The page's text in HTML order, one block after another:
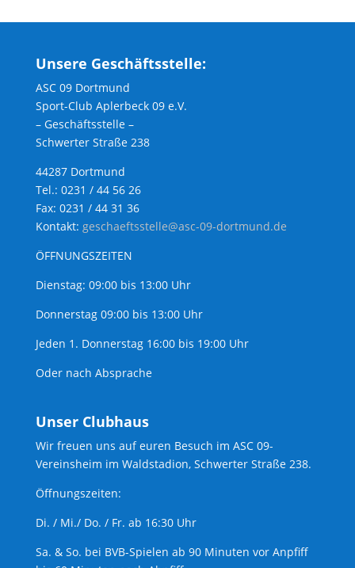
Unsere Geschäftsstelle:
ASC 09 Dortmund
Sport-Club Aplerbeck 09 e.V.
– Geschäftsstelle –
Schwerter Straße 238
44287 Dortmund
Tel.: 0231 / 44 56 26
Fax: 0231 / 44 31 36
Kontakt: geschaeftsstelle@asc-09-dortmund.de
ÖFFNUNGSZEITEN
Dienstag: 09:00 bis 13:00 Uhr
Donnerstag 09:00 bis 13:00 Uhr
Jeden 1. Donnerstag 16:00 bis 19:00 Uhr
Oder nach Absprache
Unser Clubhaus
Wir freuen uns auf euren Besuch im ASC 09-
Vereinsheim im Waldstadion, Schwerter Straße 238.
Öffnungszeiten:
Di. / Mi./ Do. / Fr. ab 16:30 Uhr
Sa. & So. bei BVB-Spielen ab 90 Minuten vor Anpfiff